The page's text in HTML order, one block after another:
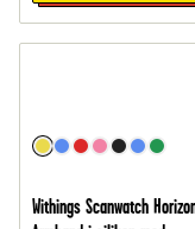
Withings Scanwatch